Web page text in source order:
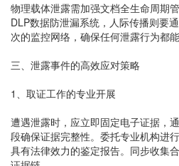
物理载体泄露需加强文档全生命周期
DLP数据防泄漏系统，人际传播则要
次的监控网络，确保任何泄露行为都能
三、泄露事件的高效应对策略
1、取证工作的专业开展
遭遇泄露时，应立即固定电子证据，
段确保证据完整性。委托专业机构进
具有法律效力的鉴定报告。同步收集